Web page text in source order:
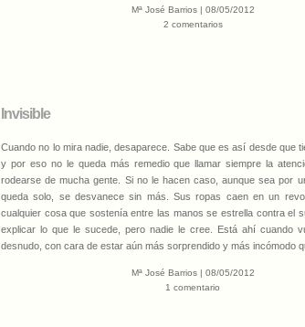
Mª José Barrios | 08/05/2012
2 comentarios
Invisible
Cuando no lo mira nadie, desaparece. Sabe que es así desde que
y por eso no le queda más remedio que llamar siempre la
rodearse de mucha gente. Si no le hacen caso, aunque sea por
queda solo, se desvanece sin más. Sus ropas caen en un
cualquier cosa que sostenía entre las manos se estrella contra el
explicar lo que le sucede, pero nadie le cree. Está ahí cuando
desnudo, con cara de estar aún más sorprendido y más incómodo
Mª José Barrios | 08/05/2012
1 comentario